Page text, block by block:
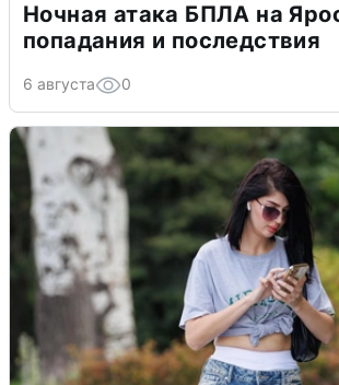
Ночная атака БПЛА на
попадания и последствия
6 августа 0